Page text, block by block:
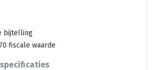
bijtelling
fiscale waarde